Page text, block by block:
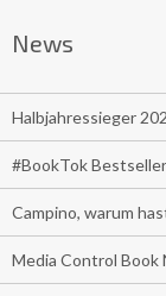
News
Halbjahressieger
#BookTok
Campino, warum
Media Control Book